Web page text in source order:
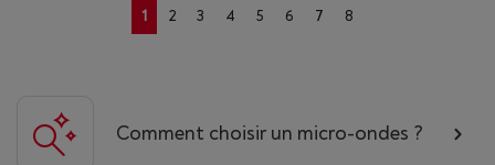
1 2 3 4 5 6 7 8
Comment choisir un micro-ondes ?